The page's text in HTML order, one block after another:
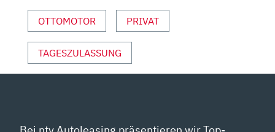
OTTOMOTOR PRIVAT
TAGESZULASSUNG